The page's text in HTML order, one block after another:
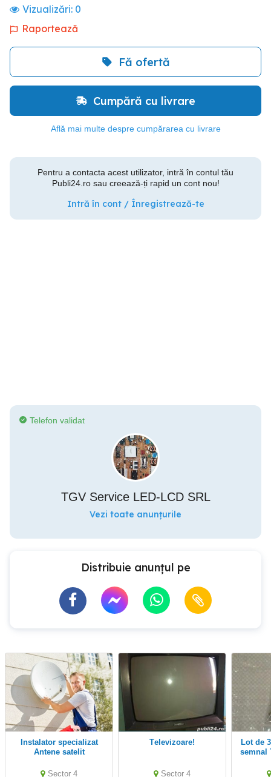
Vizualizări: 0
Raportează
Fă ofertă
Cumpără cu livrare
Află mai multe despre cumpărarea cu livrare
Pentru a contacta acest utilizator, intră în contul tău
Publi24.ro sau creează-ți rapid un cont nou!
Intră în cont / Înregistrează-te
Telefon validat
TGV Service LED-LCD SRL
Vezi toate anunțurile
Distribuie anunțul pe
Antene satelit
Sector 4
Televizoare!
Sector 4
Lot de 3 splittere pentru
semnal